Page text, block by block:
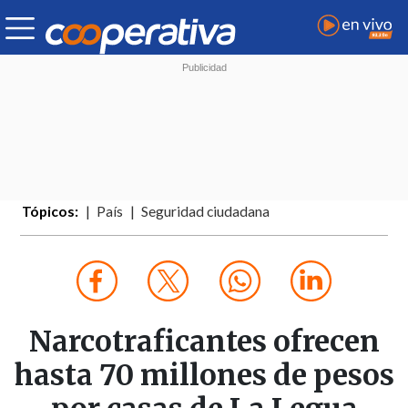
Tópicos: País Seguridad ciudadana
Narcotraficantes ofrecen
hasta 70 millones de pesos